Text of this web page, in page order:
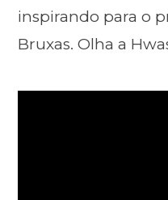
inspirando para o
Bruxas. Olha a